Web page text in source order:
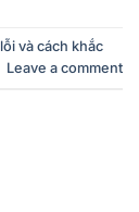
lỗi và cách khắc
Leave a comment